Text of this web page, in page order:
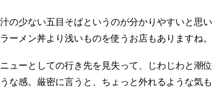
の少ない五目そばというのが分かりやすいと思い
ーメン丼より浅いものを使うお店もありますね。
ューとしての行き先を見失って、じわじわと潮位
な感。厳密に言うと、ちょっと外れるような気も